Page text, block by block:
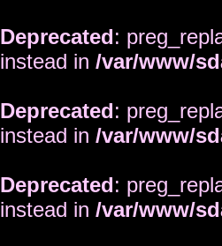
Deprecated:
instead in /var/www/
Deprecated:
instead in /var/www/
Deprecated:
instead in /var/www/